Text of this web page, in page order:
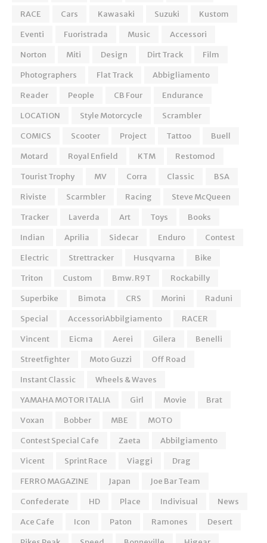
RACE
Cars Kawasaki Suzuki
Kustom
Eventi
Fuoristrada Music
Accessori
Norton
Miti Design Dirt Track
Film
Photographers
Flat Track
Abbigliamento
Reader
People CB Four
Endurance
LOCATION
Style Motorcycle
Scrambler
COMICS
Scooter Project Tattoo
Buell
Motard
Royal Enfield KTM
Restomod
Tourist Trophy
MV Corra Classic
BSA
Riviste
Scarmbler Racing
Steve McQueen
Tracker
Laverda Art Toys
Books
Indian
Aprilia Sidecar Enduro
Contest
Electric
Strettracker Husqvarna
Bike
Triton
Custom Bmw. R9T
Rockabilly
Superbike
Bimota CRS Morini
Raduni
Special
AccessoriAbbilgiamento
RACER
Vincent
Eicma Aerei Gilera
Benelli
Streetfighter
Moto Guzzi
Off Road
Instant Classic
Wheels & Waves
YAMAHA MOTOR ITALIA
Girl Movie
Brat
Voxan
Bobber MBE
MOTO
Contest Special Cafe
Zaeta
Abbilgiamento
Vicent
Sprint Race Viaggi
Drag
FERRO MAGAZINE
Japan
Joe Bar Team
Confederate
HD Place Indivisual
News
Ace Cafe
Icon Paton Ramones
Desert